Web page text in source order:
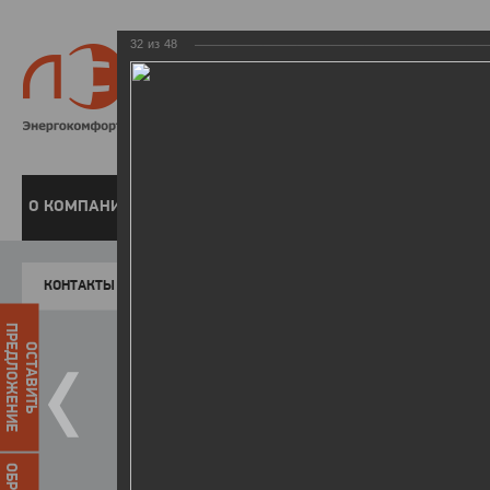
8 800
О КОМПАНИИ
КОНТАКТЫ
ОСТАВИТЬ
ПРЕДЛОЖЕНИЕ
32 из 48